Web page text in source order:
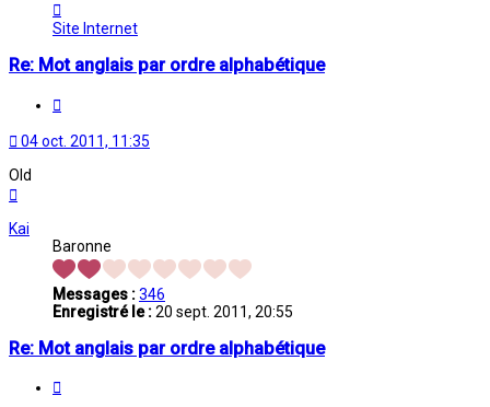
Oriane
Site Internet
Re: Mot anglais par ordre alphabétique
04 oct. 2011, 11:35
Old
Kai
Baronne
Messages :346
Enregistré le :20 sept. 2011, 20:55
Re: Mot anglais par ordre alphabétique